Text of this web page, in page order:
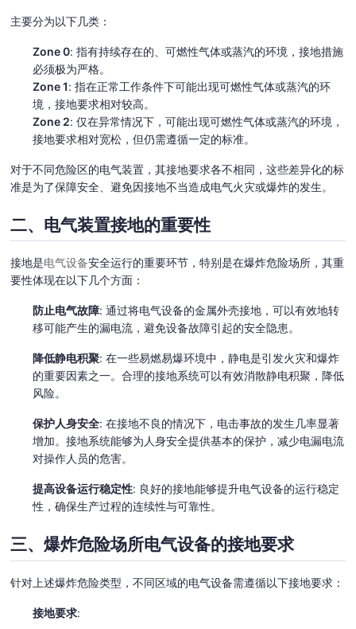
主要分为以下几类：
Zone 0: 指有持续存在的、可燃性气体或蒸汽的环境，接地措施
必须极为严格。
Zone 1: 指在正常工作条件下可能出现可燃性气体或蒸汽的环
境，接地要求相对较高。
Zone 2: 仅在异常情况下，可能出现可燃性气体或蒸汽的环境，
接地要求相对宽松，但仍需遵循一定的标准。
对于不同危险区的电气装置，其接地要求各不相同，这些差异化的标
准是为了保障安全、避免因接地不当造成电气火灾或爆炸的发生。
二、电气装置接地的重要性
接地是电气设备安全运行的重要环节，特别是在爆炸危险场所，其重
要性体现在以下几个方面：
防止电气故障: 通过将电气设备的金属外壳接地，可以有效地转
移可能产生的漏电流，避免设备故障引起的安全隐患。
降低静电积聚: 在一些易燃易爆环境中，静电是引发火灾和爆炸
的重要因素之一。合理的接地系统可以有效消散静电积聚，降低
风险。
保护人身安全: 在接地不良的情况下，电击事故的发生几率显著
增加。接地系统能够为人身安全提供基本的保护，减少电漏电流
对操作人员的危害。
提高设备运行稳定性: 良好的接地能够提升电气设备的运行稳定
性，确保生产过程的连续性与可靠性。
三、爆炸危险场所电气设备的接地要求
针对上述爆炸危险类型，不同区域的电气设备需遵循以下接地要求：
接地要求: